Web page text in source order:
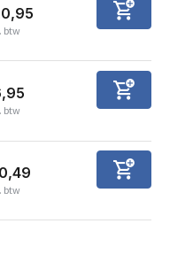
btw
btw
btw